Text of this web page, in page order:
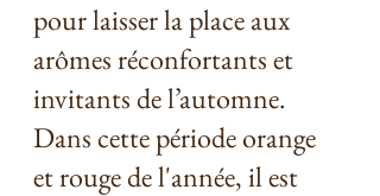
pour laisser la place aux
arômes réconfortants et
invitants de l’automne.
Dans cette période orange
et rouge de l'année, il est